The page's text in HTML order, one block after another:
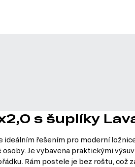
s šuplíky
ideálním řešením pro moderní
Je vybavena praktickými
Rám postele je bez roštu,